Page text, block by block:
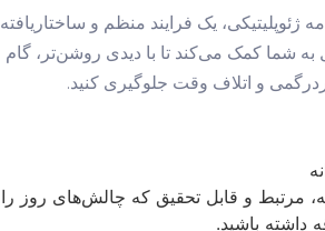
ژئوپلیتیکی، یک فرایند منظم و ساختاریافته
شما کمک می‌کند تا با دیدی روشن‌تر، گام
و اتلاف وقت جلوگیری کنید.
مرتبط و قابل تحقیق که چالش‌های روز را
داشته باشید.